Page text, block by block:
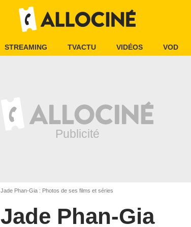
STREAMING TVACTU VIDÉOS VOD
Jade Phan-Gia : Photos de ses films et séries
Jade Phan-Gia